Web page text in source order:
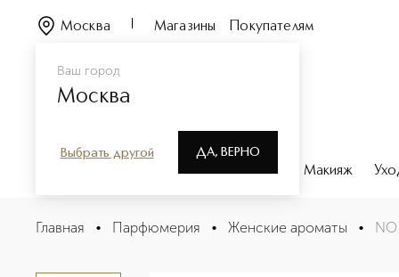
Ваш город
Москва
Выбрать другой ДА, ВЕРНО
Москва Магазины Покупателям
Парфюмерия Макияж
NO BOUNDARIES COLLECTION MEANT TO BE SEEN
Описание
Главная • Парфюмерия • Женские ароматы •